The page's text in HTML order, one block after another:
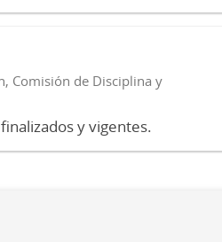
Comisión de Disciplina y
y vigentes.